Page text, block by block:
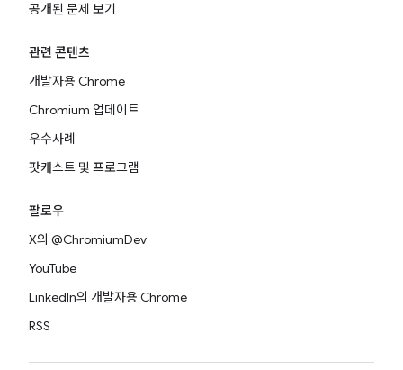
공개된 문제 보기
관련 콘텐츠
개발자용 Chrome
Chromium 업데이트
우수사례
팟캐스트 및 프로그램
팔로우
X의 @ChromiumDev
YouTube
LinkedIn의 개발자용 Chrome
RSS